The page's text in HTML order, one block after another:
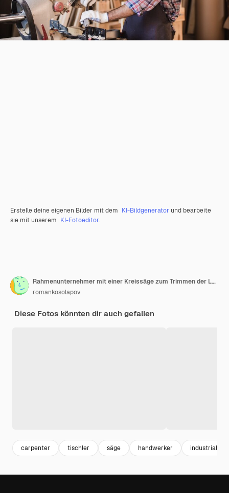
Erstelle deine eigenen Bilder mit dem KI-Bildgenerator und bearbeite
sie mit unserem KI-Fotoeditor.
Rahmenunternehmer mit einer Kreissäge zum Trimmen der Länge der Holzbolzen.
romankosolapov
Diese Fotos könnten dir auch gefallen
carpenter tischler säge handwerker industrial